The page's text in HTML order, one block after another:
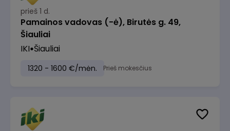
prieš 1 d.
Pamainos vadovas (-ė), Birutės g. 49,
Šiauliai
IKI Šiauliai
1320 - 1600 €/mėn. Prieš mokesčius